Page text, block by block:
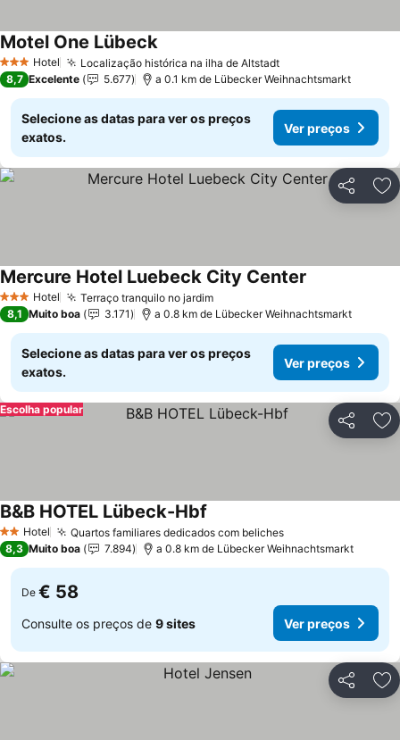
3 EstrelasHotel Localização histórica na ilha de Altstadt
Motel One Lübeck
8,7 Excelente 5.677 a 0.1 km de Lübecker Weihnachtsmarkt
Selecione as datas para ver os preços
exatos.
Ver preços
Partilhar
3 EstrelasHotel Terraço tranquilo no jardim
Mercure Hotel Luebeck City Center
8,1 Muito boa 3.171 a 0.8 km de Lübecker Weihnachtsmarkt
Selecione as datas para ver os preços
exatos.
Ver preços
Partilhar
Escolha popular
2 Estrelas
Hotel Quartos familiares dedicados com beliches
B&B HOTEL Lübeck-Hbf
8,3 Muito boa 7.894 a 0.8 km de Lübecker Weihnachtsmarkt
De € 58
Consulte os preços de 9 sites Ver preços
Partilhar